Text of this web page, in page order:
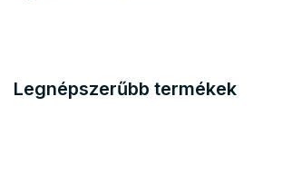
Legnépszerűbb termékek